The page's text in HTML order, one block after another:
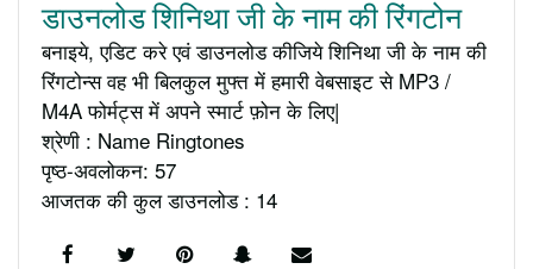
डाउनलोड शिनिथा जी के नाम की रिंगटोन
बनाइये, एडिट करे एवं डाउनलोड कीजिये शिनिथा जी के नाम की
रिंगटोन्स वह भी बिलकुल मुफ्त में हमारी वेबसाइट से MP3 /
M4A फोर्मट्स में अपने स्मार्ट फ़ोन के लिए|
श्रेणी : Name Ringtones
पृष्ठ-अवलोकन: 57
आजतक की कुल डाउनलोड : 14